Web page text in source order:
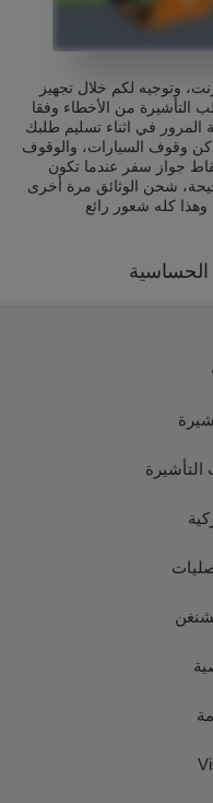
وتوجيه لكم خلال تجهيز
التأشيرة من الأخطاء وفقا
المرور في اثناء تسليم طلبك
وقوف السيارات، والوقوف
جواز سفر عندما تكون
شحن الوثائق مرة أخرى
كله شعور رائع
الحساسية